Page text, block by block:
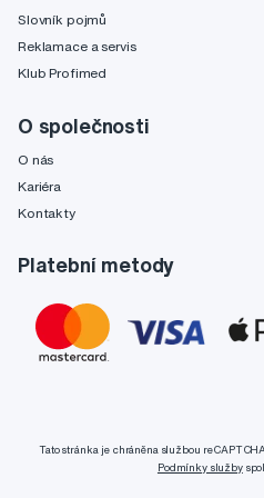
Slovník pojmů
Reklamace a servis
Klub Profimed
O společnosti
O nás
Kariéra
Kontakty
Platební metody
Tato stránka je chráněna službou
Podmínky služby